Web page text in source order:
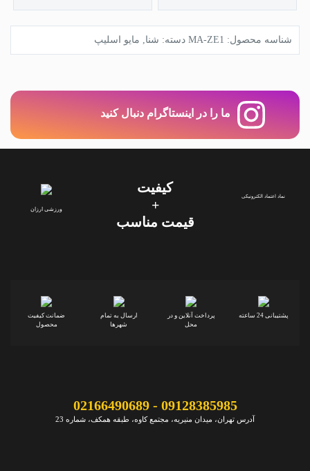
شناسه محصول: MA-ZE1 دسته: شنا, مایو اسلیپ
ما را در اینستاگرام دنبال کنید
نماد اعتماد الکترونیکی
کیفیت
+
قیمت‌ مناسب
ورزشی ارزان
پشتیبانی 24 ساعته
پرداخت آنلاین و در
محل
ارسال به تمام
شهرها
ضمانت کیفیت
محصول
09128385985 - 02166490689
آدرس تهران، میدان منیریه، مجتمع کاوه، طبقه همکف، شماره 23